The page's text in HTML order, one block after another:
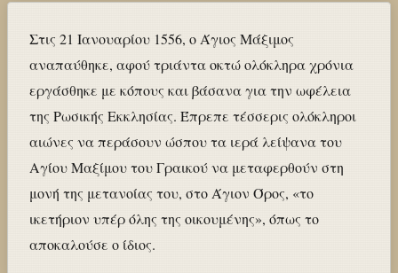
Στις 21 Ιανουαρίου 1556, ο Άγιος Μάξιμος
αναπαύθηκε, αφού τριάντα οκτώ ολόκληρα χρόνια
εργάσθηκε με κόπους και βάσανα για την ωφέλεια
της Ρωσικής Εκκλησίας. Έπρεπε τέσσερις ολόκληροι
αιώνες να περάσουν ώσπου τα ιερά λείψανα του
Αγίου Μαξίμου του Γραικού να μεταφερθούν στη
μονή της μετανοίας του, στο Άγιον Όρος, «το
ικετήριον υπέρ όλης της οικουμένης», όπως το
αποκαλούσε ο ίδιος.